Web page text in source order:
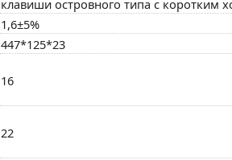
клавиши островного типа с коротким
1,6±5%
447*125*23
16
22